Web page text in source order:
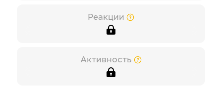
Реакции
Активность